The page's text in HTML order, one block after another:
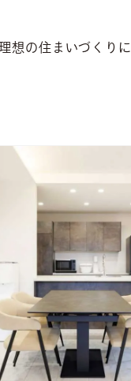
想の住まいづくり